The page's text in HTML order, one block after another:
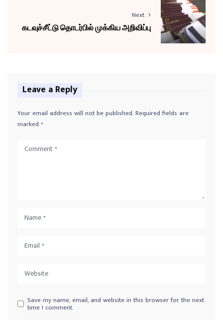
Next
கடவுச்சீட்டு தொடர்பில் முக்கிய அறிவிப்பு
Leave a Reply
Your email address will not be published.Required fields are
marked *
Save my name, email, and website in this browser for the next
time I comment.